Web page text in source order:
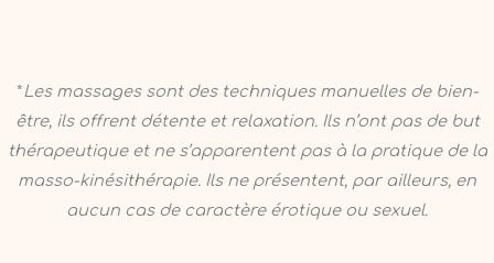
*Les massages sont des techniques manuelles de bien-
être, ils offrent détente et relaxation. Ils n’ont pas de but
thérapeutique et ne s’apparentent pas à la pratique de la
masso-kinésithérapie. Ils ne présentent, par ailleurs, en
aucun cas de caractère érotique ou sexuel.